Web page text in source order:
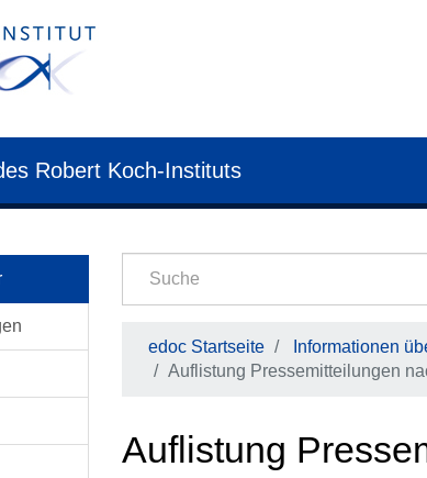
Robert Koch-Instituts
edoc Startseite Informationen
Auflistung Pressemitteilungen
Auflistung